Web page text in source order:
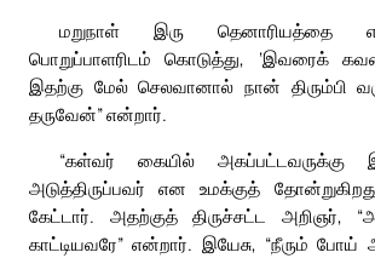
மறுநாள் இரு தெனாரியத்தை
பொறுப்பாளரிடம் கொடுத்து, ‘இவரைக்
இதற்கு மேல் செலவானால் நான் திரும்பி
தருவேன்” என்றார்.
“கள்வர் கையில் அகப்பட்டவருக்கு
அடுத்திருப்பவர் என உமக்குத்
கேட்டார். அதற்குத் திருச்சட்ட அறிஞர்,
காட்டியவரே” என்றார். இயேசு, “நீரும் போய்